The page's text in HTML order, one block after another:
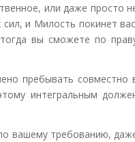
или даже просто
и Милость покинет
вы сможете по
пребывать совместно
интегральным
вашему требованию,